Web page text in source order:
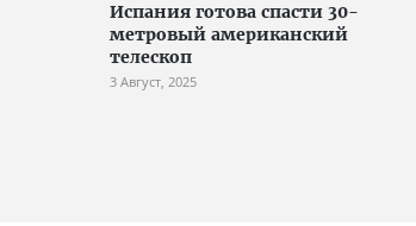
Испания готова спасти 30-
метровый американский
телескоп
3 Август, 2025